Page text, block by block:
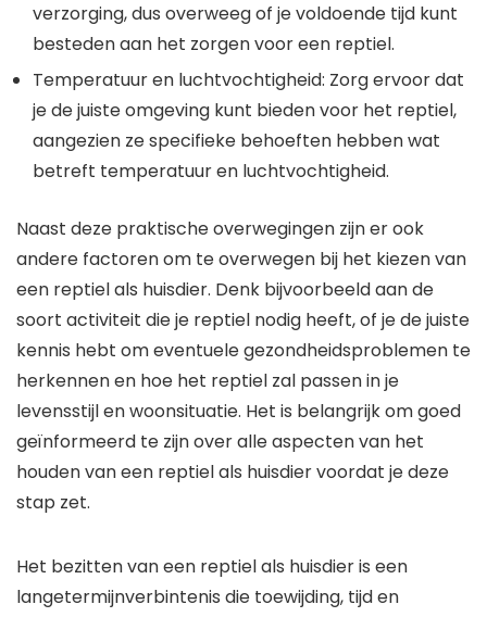
verzorging, dus overweeg of je voldoende tijd kunt
besteden aan het zorgen voor een reptiel.
Temperatuur en luchtvochtigheid: Zorg ervoor dat
je de juiste omgeving kunt bieden voor het reptiel,
aangezien ze specifieke behoeften hebben wat
betreft temperatuur en luchtvochtigheid.
Naast deze praktische overwegingen zijn er ook
andere factoren om te overwegen bij het kiezen van
een reptiel als huisdier. Denk bijvoorbeeld aan de
soort activiteit die je reptiel nodig heeft, of je de juiste
kennis hebt om eventuele gezondheidsproblemen te
herkennen en hoe het reptiel zal passen in je
levensstijl en woonsituatie. Het is belangrijk om goed
geïnformeerd te zijn over alle aspecten van het
houden van een reptiel als huisdier voordat je deze
stap zet.
Het bezitten van een reptiel als huisdier is een
langetermijnverbintenis die toewijding, tijd en